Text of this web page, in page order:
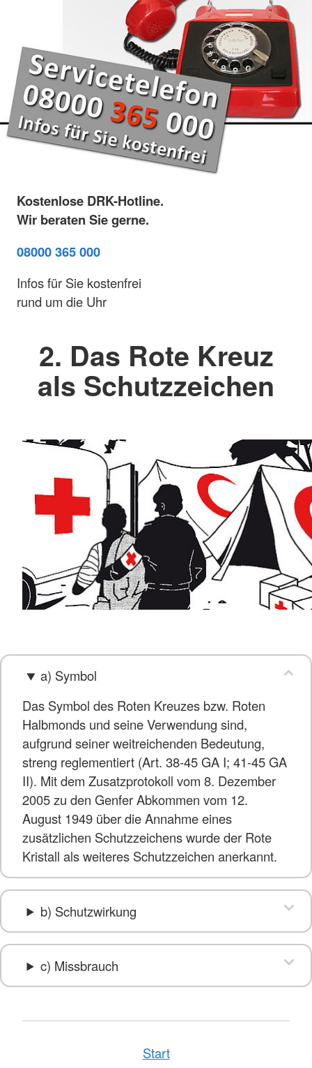
Kostenlose DRK-Hotline.
Wir beraten Sie gerne.
08000 365 000
Infos für Sie kostenfrei
rund um die Uhr
2. Das Rote Kreuz
als Schutzzeichen
a) Symbol
Das Symbol des Roten Kreuzes bzw. Roten
Halbmonds und seine Verwendung sind,
aufgrund seiner weitreichenden Bedeutung,
streng reglementiert (Art. 38-45 GA I; 41-45 GA
II). Mit dem Zusatzprotokoll vom 8. Dezember
2005 zu den Genfer Abkommen vom 12.
August 1949 über die Annahme eines
zusätzlichen Schutzzeichens wurde der Rote
Kristall als weiteres Schutzzeichen anerkannt.
b) Schutzwirkung
c) Missbrauch
Start